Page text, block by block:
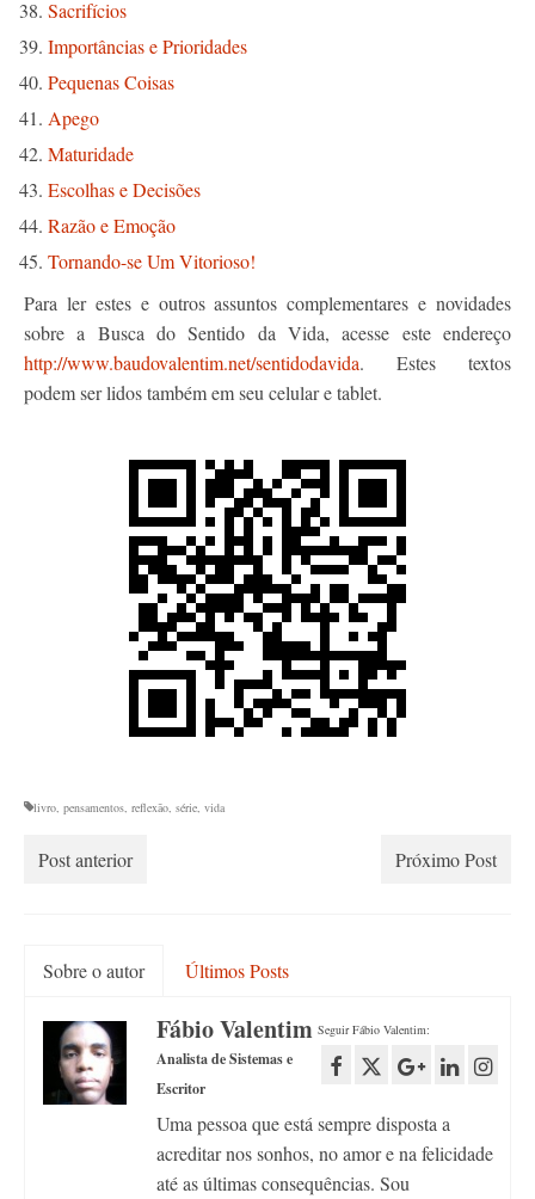
Sacrifícios
Importâncias e Prioridades
Pequenas Coisas
Apego
Maturidade
Escolhas e Decisões
Razão e Emoção
Tornando-se Um Vitorioso!
Para ler estes e outros assuntos complementares e novidades
sobre a Busca do Sentido da Vida, acesse este endereço
http://www.baudovalentim.net/sentidodavida. Estes textos
podem ser lidos também em seu celular e tablet.
livro, pensamentos, reflexão, série, vida
Post anterior Próximo Post
Sobre o autor Últimos Posts
Seguir Fábio Valentim:
Fábio Valentim
Analista de Sistemas e
Escritor
Uma pessoa que está sempre disposta a
acreditar nos sonhos, no amor e na felicidade
até as últimas consequências. Sou